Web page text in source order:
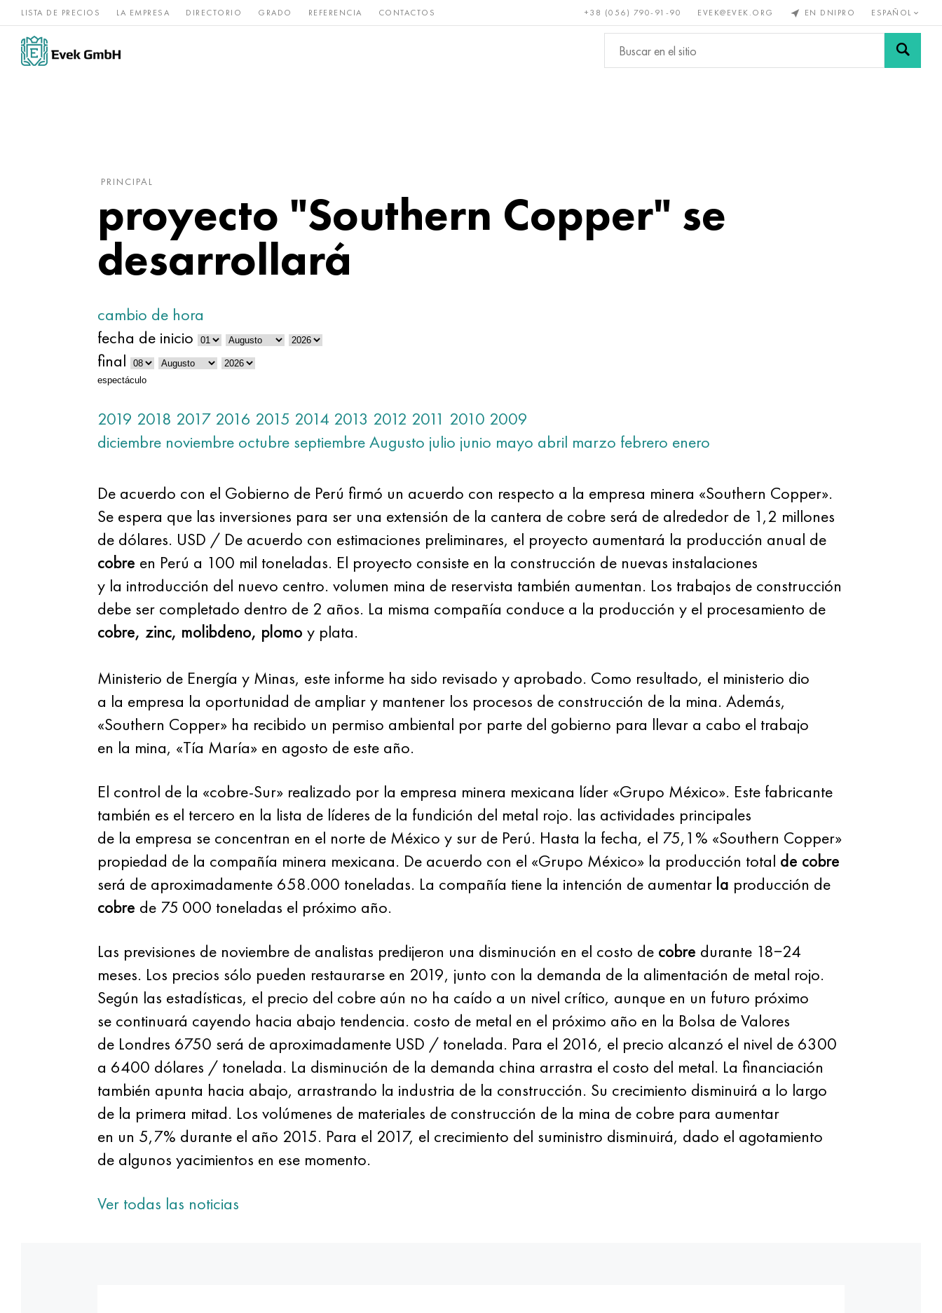
LISTA DE PRECIOS LA EMPRESA DIRECTORIO GRADO REFERENCIA CONTACTOS +38 (056) 790-91-90 EVEK@EVEK.ORG EN DNIPRO ESPAÑOL
Aleaciones de
níquel
acero Raro y Bronce, cobre, Metales no
ferrosos
Aleación de Mallas y
PRINCIPAL
proyecto "Southern Copper" se
desarrollará
cambio de hora
fecha de inicio
final
espectáculo
2019 2018 2017 2016 2015 2014 2013 2012 2011 2010 2009
diciembre noviembre octubre septiembreAugusto julio junio mayo abril marzo febrero enero
De acuerdo con el Gobierno de Perú firmó un acuerdo con respecto a la empresa minera «Southern Copper».
Se espera que las inversiones para ser una extensión de la cantera de cobre será de alrededor de 1,2 millones
de dólares. USD / De acuerdo con estimaciones preliminares, el proyecto aumentará la producción anual de
cobre en Perú a 100 mil toneladas. El proyecto consiste en la construcción de nuevas instalaciones
y la introducción del nuevo centro. volumen mina de reservista también aumentan. Los trabajos de construcción
debe ser completado dentro de 2 años. La misma compañía conduce a la producción y el procesamiento de
cobre, zinc, molibdeno, plomo y plata.
Ministerio de Energía y Minas, este informe ha sido revisado y aprobado. Como resultado, el ministerio dio
a la empresa la oportunidad de ampliar y mantener los procesos de construcción de la mina. Además,
«Southern Copper» ha recibido un permiso ambiental por parte del gobierno para llevar a cabo el trabajo
en la mina, «Tía María» en agosto de este año.
El control de la «cobre-Sur» realizado por la empresa minera mexicana líder «Grupo México». Este fabricante
también es el tercero en la lista de líderes de la fundición del metal rojo. las actividades principales
de la empresa se concentran en el norte de México y sur de Perú. Hasta la fecha, el 75,1% «Southern Copper»
propiedad de la compañía minera mexicana. De acuerdo con el «Grupo México» la producción total de cobre
será de aproximadamente 658.000 toneladas. La compañía tiene la intención de aumentar la producción de
cobre de 75 000 toneladas el próximo año.
Las previsiones de noviembre de analistas predijeron una disminución en el costo de cobre durante 18−24
meses. Los precios sólo pueden restaurarse en 2019, junto con la demanda de la alimentación de metal rojo.
Según las estadísticas, el precio del cobre aún no ha caído a un nivel crítico, aunque en un futuro próximo
se continuará cayendo hacia abajo tendencia. costo de metal en el próximo año en la Bolsa de Valores
de Londres 6750 será de aproximadamente USD / tonelada. Para el 2016, el precio alcanzó el nivel de 6300
a 6400 dólares / tonelada. La disminución de la demanda china arrastra el costo del metal. La financiación
también apunta hacia abajo, arrastrando la industria de la construcción. Su crecimiento disminuirá a lo largo
de la primera mitad. Los volúmenes de materiales de construcción de la mina de cobre para aumentar
en un 5,7% durante el año 2015. Para el 2017, el crecimiento del suministro disminuirá, dado el agotamiento
de algunos yacimientos en ese momento.
Ver todas las noticias